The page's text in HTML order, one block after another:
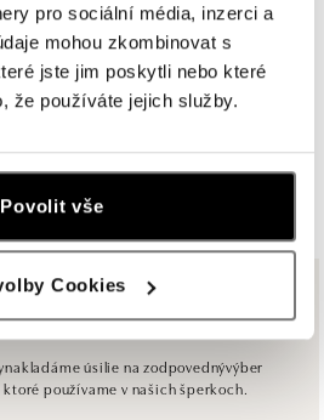
pro sociální média, inzerci a
mohou zkombinovat s
jste jim poskytli nebo které
že používáte jejich služby.
Povolit vše
Cookies
Bratislava
Bratislava
5 - Anděl
VŠETKY BUTIKY
úsilie na zodpovednývýber
používame v našich šperkoch.